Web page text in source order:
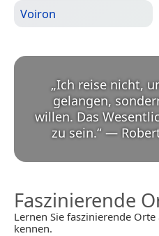
Voiron
„Ich reise nicht,
gelangen,
willen. Das
zu sein.“ —
Faszinierende
Lernen Sie faszinierende
kennen.